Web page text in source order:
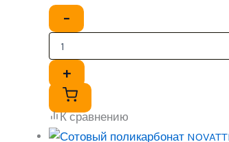
−
+
К сравнению